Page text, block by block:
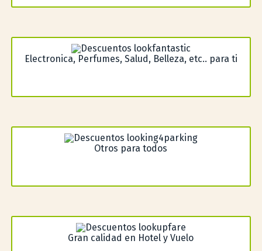
Electronica, Perfumes, Salud, Belleza, etc.. para ti
Otros para todos
Gran calidad en Hotel y Vuelo